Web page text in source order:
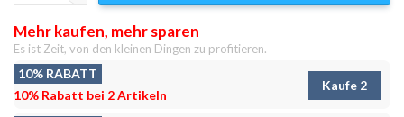
Mehr kaufen, mehr sparen
Es ist Zeit, von den kleinen Dingen zu profitieren.
10% RABATT
10% Rabatt bei 2 Artikeln
Kaufe 2